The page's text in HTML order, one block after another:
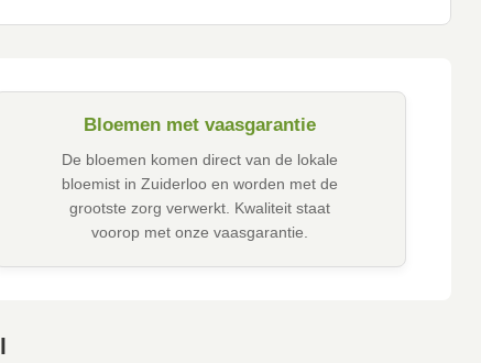
Bloemen met vaasgarantie
De bloemen komen direct van de lokale
bloemist in Zuiderloo en worden met de
grootste zorg verwerkt. Kwaliteit staat
voorop met onze vaasgarantie.